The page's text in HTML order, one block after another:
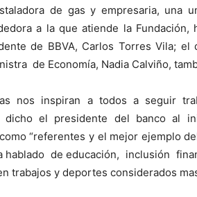
de gas y empresaria, una
a la que atiende la
de BBVA, Carlos Torres Vila;
de Economía, Nadia Calviño,
nos inspiran a todos a seguir
dicho el presidente del banco al
“referentes y el mejor ejemplo
hablado de educación, inclusión
trabajos y deportes considerados